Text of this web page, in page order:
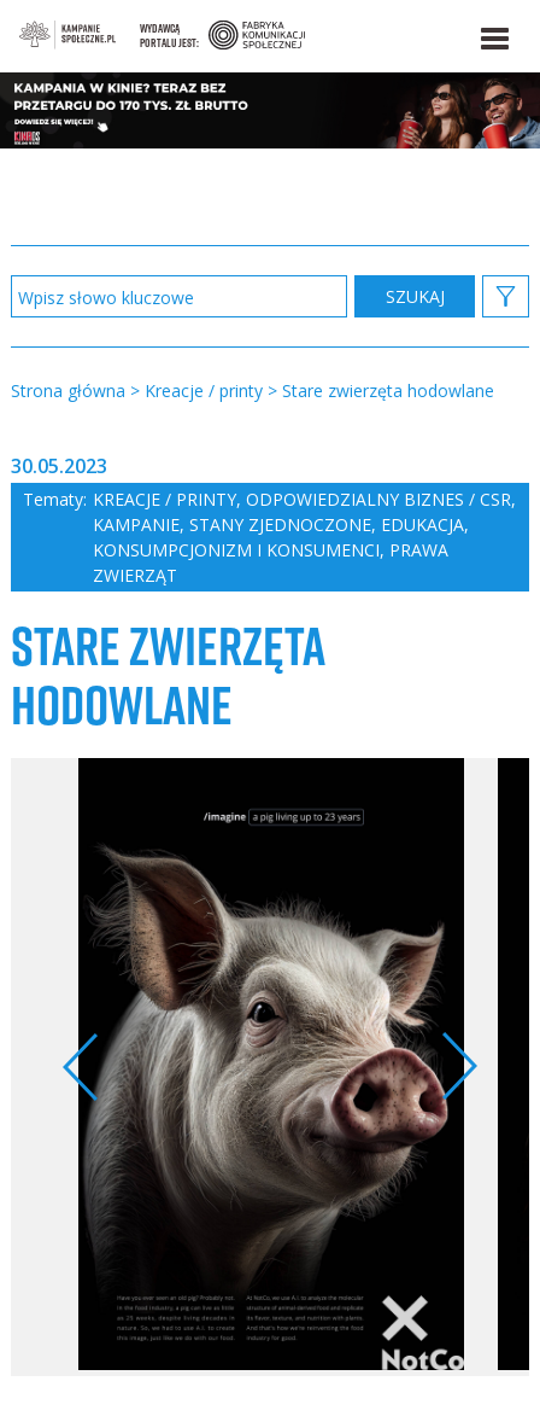
WYDAWCĄ
PORTALU JEST:
Strona główna > Kreacje / printy> Stare zwierzęta hodowlane
30.05.2023
Tematy: KREACJE / PRINTY, ODPOWIEDZIALNY BIZNES / CSR,
KAMPANIE, STANY ZJEDNOCZONE, EDUKACJA,
KONSUMPCJONIZM I KONSUMENCI, PRAWA
ZWIERZĄT
STARE ZWIERZĘTA
HODOWLANE